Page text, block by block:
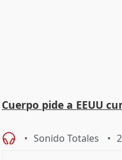
Cuerpo pide a EEUU
Sonido Totales